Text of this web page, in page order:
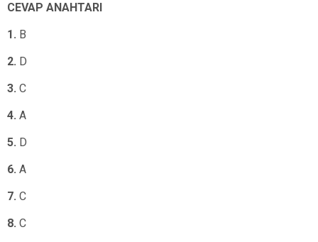
CEVAP ANAHTARI
1. B
2. D
3. C
4. A
5. D
6. A
7. C
8. C